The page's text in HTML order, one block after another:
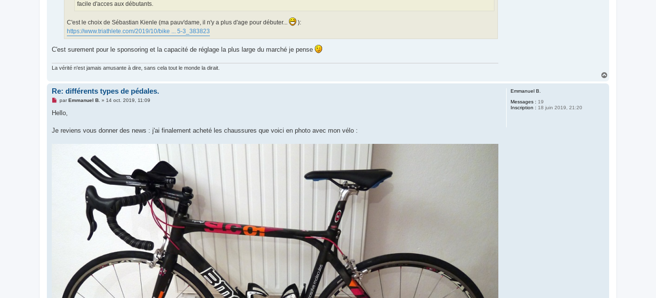
facile d'acces aux débutants.
C'est le choix de Sébastian Kienle (ma pauv'dame, il n'y a plus d'age pour débuter...
):
https://www.triathlete.com/2019/10/bike ... 5-3_383823
C'est surement pour le sponsoring et la capacité de réglage la plus large du marché je pense
La vérité n'est jamais amusante à dire, sans cela tout le monde la dirait.
Emmanuel B.
Messages : 19
Inscription : 18 juin 2019, 21:20
Re: différents types de pédales.
M
s
g
parEmmanuel B. » 14 oct. 2019, 11:09
Hello,
Je reviens vous donner des news : j'ai finalement acheté les chaussures que voici en photo avec mon vélo :